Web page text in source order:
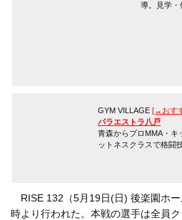
導。見学・
GYM VILLAGE [→おす
パラエストラ八戸
青森からプロMMA・キ
ットネスクラスで格闘
RISE 132（5月19日(日) 後楽園ホ
時より行われた。本戦の選手は全員